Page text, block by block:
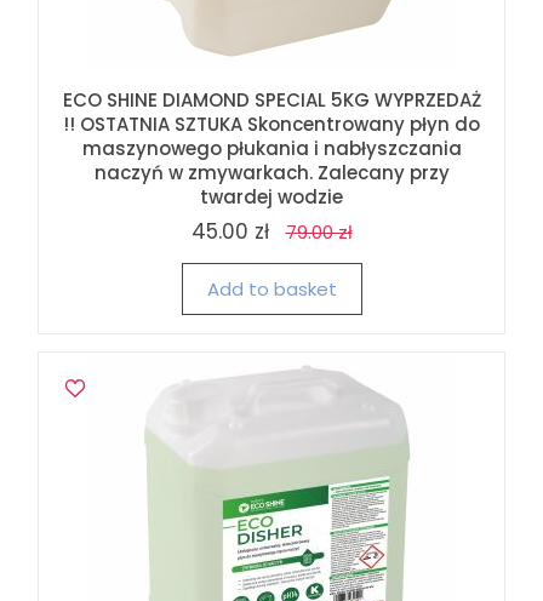
ECO SHINE DIAMOND SPECIAL 5KG WYPRZEDAŻ
!! OSTATNIA SZTUKA Skoncentrowany płyn do
maszynowego płukania i nabłyszczania
naczyń w zmywarkach. Zalecany przy
twardej wodzie
45.00 zł 79.00 zł
Add to basket